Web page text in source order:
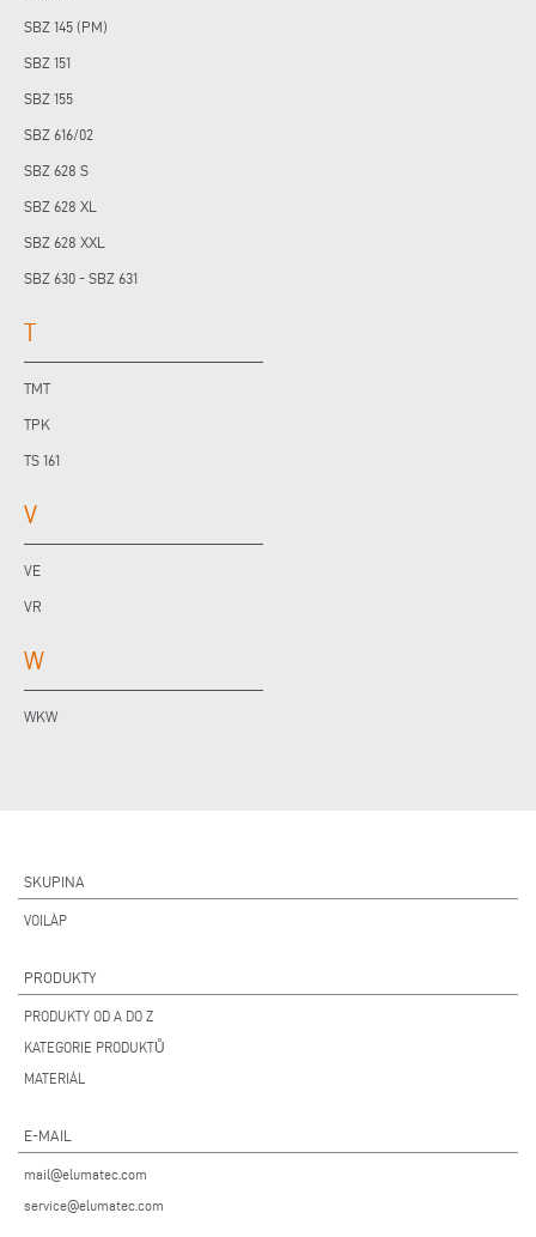
SBZ 145 (PM)
SBZ 151
SBZ 155
SBZ 616/02
SBZ 628 S
SBZ 628 XL
SBZ 628 XXL
SBZ 630 - SBZ 631
T
TMT
TPK
TS 161
V
VE
VR
W
WKW
SKUPINA
VOILÀP
PRODUKTY
PRODUKTY OD A DO Z
KATEGORIE PRODUKTŮ
MATERIÁL
E-MAIL
mail@elumatec.com
service@elumatec.com